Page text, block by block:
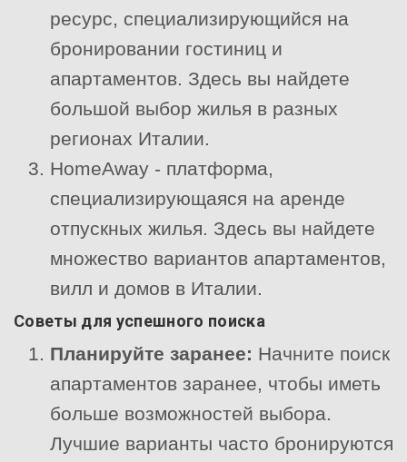
ресурс, специализирующийся на
бронировании гостиниц и
апартаментов. Здесь вы найдете
большой выбор жилья в разных
регионах Италии.
HomeAway - платформа,
специализирующаяся на аренде
отпускных жилья. Здесь вы найдете
множество вариантов апартаментов,
вилл и домов в Италии.
Советы для успешного поиска
Планируйте заранее: Начните поиск
апартаментов заранее, чтобы иметь
больше возможностей выбора.
Лучшие варианты часто бронируются